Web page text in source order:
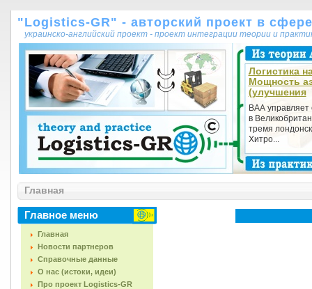
"Logistics-GR" - авторский проект в
украинско-английский проект - проект интеграции теории и
Логистика
Мощность
(улучшения
ВАА
в
тремя
Хитро...
Главная
Главное меню
Главная
Новости партнеров
Справочные данные
О нас (истоки, идеи)
Про проект Logistics-GR